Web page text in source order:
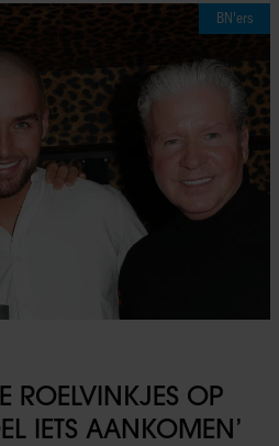
BN'ers
ROELVINKJES OP
IETS AANKOMEN’